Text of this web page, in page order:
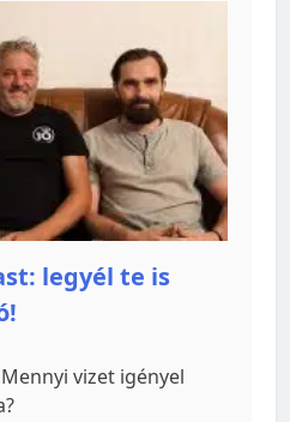
legyél te is
vizet igényel